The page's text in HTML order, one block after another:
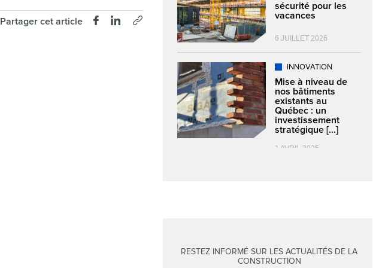
Partager cet article
sécurité pour les
vacances
6 JUILLET 2026
INNOVATION
Mise à niveau de
nos bâtiments
existants au
Québec : un
investissement
stratégique [...]
1 AVRIL 2025
RESTEZ INFORMÉ SUR LES ACTUALITÉS DE LA
CONSTRUCTION